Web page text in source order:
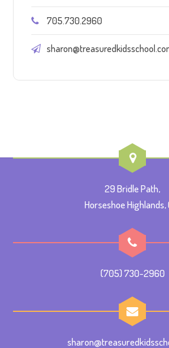
705.730.2960
29 Bridle Path,
Horseshoe Highlands,
(705) 730-2960